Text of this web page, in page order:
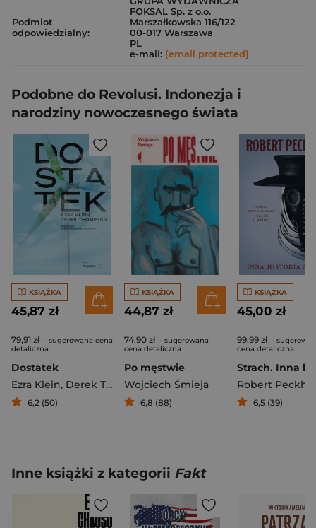
Podmiot
odpowiedzialny:
FOKSAL Sp. z o.o.
Marszałkowska 116/122
00-017 Warszawa
PL
e-mail: [email protected]
Podobne do Revolusi. Indonezja i
narodziny nowoczesnego świata
KSIĄŻKA
45,87 zł
79,91 zł - sugerowana cena
detaliczna
Dostatek
Ezra Klein, Derek Thompson
6,2 (50)
KSIĄŻKA
44,87 zł
74,90 zł - sugerowana
cena detaliczna
Po męstwie
Wojciech Śmieja
6,8 (88)
KSIĄŻKA
45,00 zł
99,99 zł -
cena detaliczna
Robert
6,5 (39)
Inne książki z kategorii Fakt